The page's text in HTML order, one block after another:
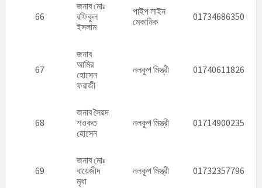
66
জনাব মোঃ
রফিকুল
ইসলাম
পাইপ লাইন
মেকানিক
01734686350
67
জনাব
আমির
হোসেন
ফরাজী
নলকূপ মিস্ত্রী 01740611826
68
জনাব সৈয়দ
শওকত
হোসেন
নলকূপ মিস্ত্রী 01714900235
69
জনাব মোঃ
বায়েজীদ
মৃধা
নলকূপ মিস্ত্রী 01732357796